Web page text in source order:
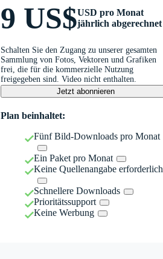
9 US$USD pro Monat
jährlich abgerechnet
Schalten Sie den Zugang zu unserer gesamten
Sammlung von Fotos, Vektoren und Grafiken
frei, die für die kommerzielle Nutzung
freigegeben sind. Video nicht enthalten.
Jetzt abonnieren
Plan beinhaltet:
Fünf Bild-Downloads pro Monat
Ein Paket pro Monat
Keine Quellenangabe erforderlich
Schnellere Downloads
Prioritätssupport
Keine Werbung